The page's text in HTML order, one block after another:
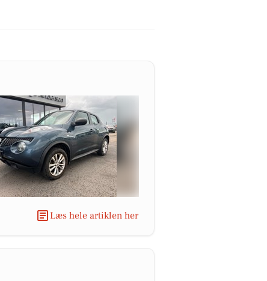
Læs hele artiklen her